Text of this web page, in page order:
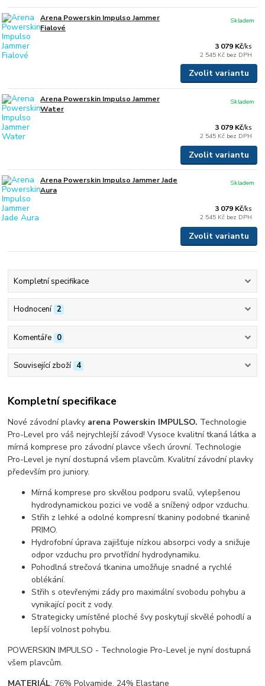
Arena Powerskin Impulso Jammer
Fialové
3 079 Kč/ks
2 545 Kč bez DPH
Skladem
Zvolit variantu
Arena Powerskin Impulso Jammer
Water
3 079 Kč/ks
2 545 Kč bez DPH
Skladem
Zvolit variantu
Arena Powerskin Impulso Jammer Jade
Aura
3 079 Kč/ks
2 545 Kč bez DPH
Skladem
Zvolit variantu
Kompletní specifikace
Hodnocení 2
Komentáře 0
Související zboží 4
Kompletní specifikace
Nové závodní plavky arena Powerskin IMPULSO. Technologie
Pro-Level pro váš nejrychlejší závod! Vysoce kvalitní tkaná látka a
mírná komprese pro závodní plavce všech úrovní. Technologie
Pro-Level je nyní dostupná všem plavcům. Kvalitní závodní plavky
především pro juniory.
Mírná komprese pro skvělou podporu svalů, vylepšenou
hydrodynamickou pozici ve vodě a snížený odpor vzduchu.
Střih z lehké a odolné kompresní tkaniny podobné tkanině
PRIMO.
Hydrofobní úprava zajišťuje nízkou absorpci vody a snižuje
odpor vzduchu pro prvotřídní hydrodynamiku.
Pohodlná strečová tkanina umožňuje snadné a rychlé
oblékání.
Střih s otevřenými zády pro maximální svobodu pohybu a
vynikající pocit z vody.
Strategicky umístěné ploché švy poskytují skvělé pohodlí a
lepší volnost pohybu.
POWERSKIN IMPULSO - Technologie Pro-Level je nyní dostupná
všem plavcům.
MATERIÁL: 76% Polyamide, 24% Elastane